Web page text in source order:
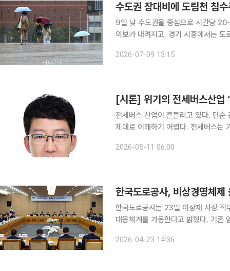
수도권 장대비에 도림천 침
9일 낮 수도권을 중심으로 시간당
의보가 내려지고, 경기 시흥에서는 도
경기 남부와 강원 중·남부 내륙·산지,
2026-07-09 13:15
[시론] 위기의 전세버스산업
전세버스 산업이 흔들리고 있다. 단순
제대로 이해하기 어렵다. 전세버스는
있다. 그러나 현재 업계는 고유가
2026-05-11 06:00
한국도로공사, 비상경영체제
한국도로공사는 23일 이상재 사장 직
대응체계를 가동한다고 밝혔다. 기존
봄철 교통량 증가에 따른 사고 위험
2026-04-23 14:36